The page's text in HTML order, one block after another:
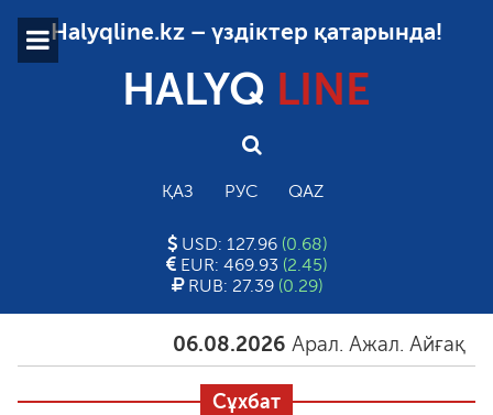
Halyqline.kz – үздіктер қатарында!
HALYQ LINE
ҚАЗ РУС QAZ
USD: 127.96 (0.68)
EUR: 469.93 (2.45)
RUB: 27.39 (0.29)
06.08.2026 Арал. Ажал. Айғақ
Сұхбат